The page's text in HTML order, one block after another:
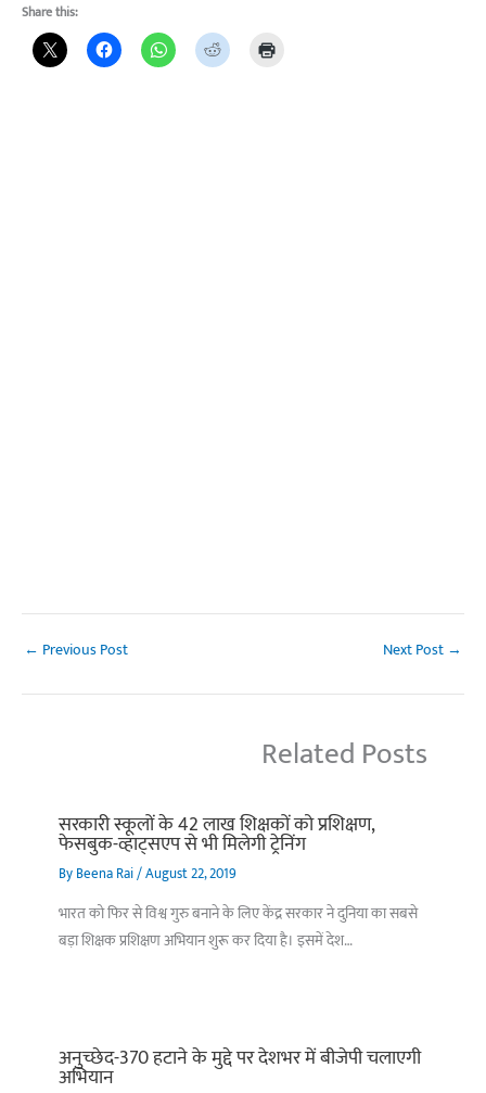
Share this:
← Previous Post Next Post →
Related Posts
सरकारी स्कूलों के 42 लाख शिक्षकों को प्रशिक्षण,
फेसबुक-व्हाट्सएप से भी मिलेगी ट्रेनिंग
ByBeena Rai/August 22, 2019
भारत को फिर से विश्व गुरु बनाने के लिए केंद्र सरकार ने दुनिया का सबसे
बड़ा शिक्षक प्रशिक्षण अभियान शुरू कर दिया है। इसमें देश…
अनुच्छेद-370 हटाने के मुद्दे पर देशभर में बीजेपी चलाएगी
अभियान